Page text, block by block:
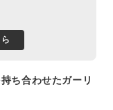
ち合わせたガーリ